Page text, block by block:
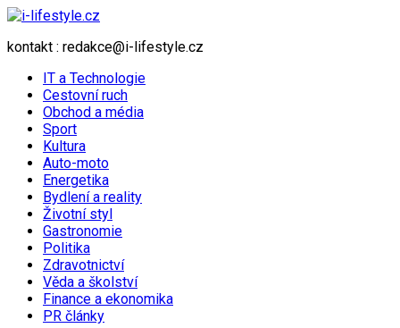
kontakt : redakce@i-lifestyle.cz
IT a Technologie
Cestovní ruch
Obchod a média
Sport
Kultura
Auto-moto
Energetika
Bydlení a reality
Životní styl
Gastronomie
Politika
Zdravotnictví
Věda a školství
Finance a ekonomika
PR články